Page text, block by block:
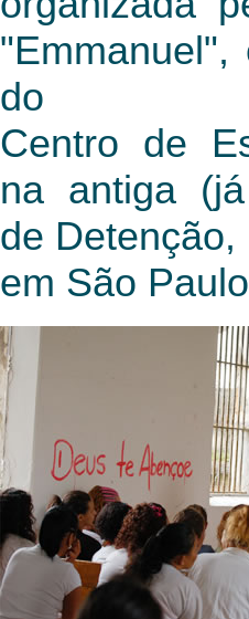
do
Centro de
na antiga
de Detenção,
em São